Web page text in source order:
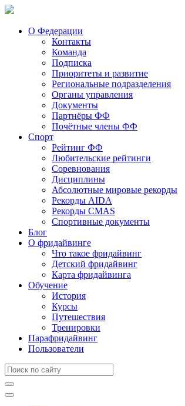
О Федерации
Контакты
Команда
Подписка
Приоритеты и развитие
Региональные подразделения
Органы управления
Документы
Партнёры ФФ
Почётные члены ФФ
Спорт
Рейтинг ФФ
Любительские рейтинги
Соревнования
Дисциплины
Абсолютные мировые рекорды
Рекорды AIDA
Рекорды CMAS
Спортивные документы
Блог
О фридайвинге
Что такое фридайвинг
Детский фридайвинг
Карта фридайвинга
Обучение
История
Курсы
Путешествия
Тренировки
Парафридайвинг
Пользователи